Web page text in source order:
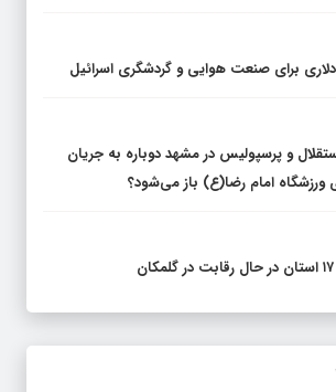
برای صنعت هوایی و گردشگری اسرائیل
و پرسپولیس در مشهد دوباره به جریان
ورزشگاه امام رضا(ع) باز می‌شود؟